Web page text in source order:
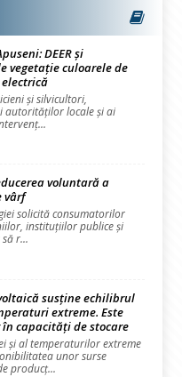
DEER și
vegetație culoarele de
și silvicultori,
autorităților locale și ai
voluntară a
vârf
solicită consumatorilor
instituțiilor publice și
r...
susține echilibrul
extreme. Este
capacități de stocare
și al temperaturilor extreme
unor surse
producț...